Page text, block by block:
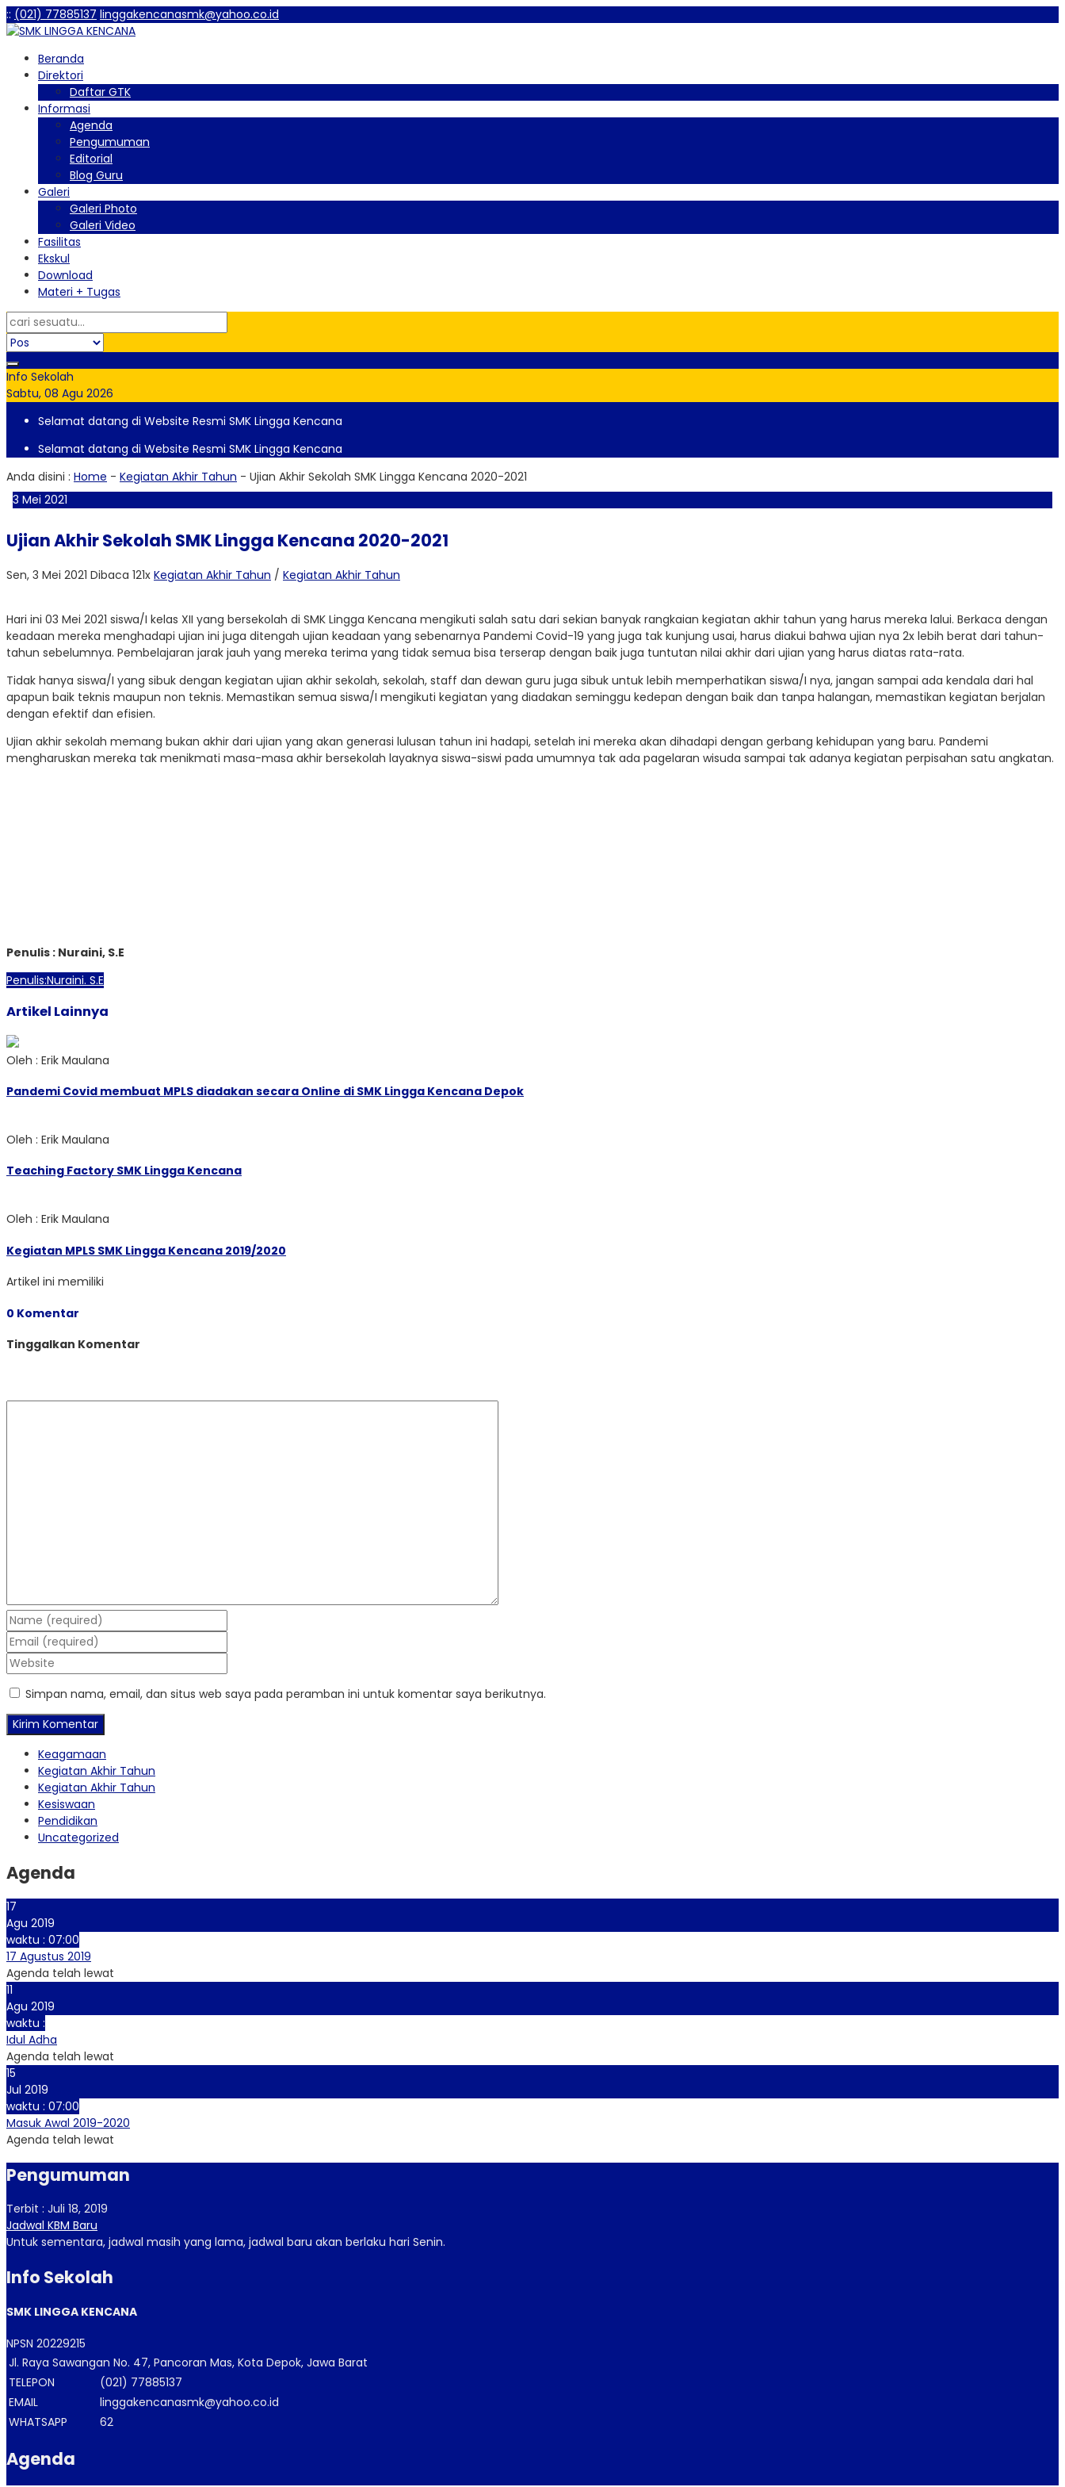
:: (021) 77885137 linggakencanasmk@yahoo.co.id
Beranda
Direktori
Daftar GTK
Informasi
Agenda
Pengumuman
Editorial
Blog Guru
Galeri
Galeri Photo
Galeri Video
Fasilitas
Ekskul
Download
Materi + Tugas
Info Sekolah
Sabtu, 08 Agu 2026
Selamat datang di Website Resmi SMK Lingga Kencana
Selamat datang di Website Resmi SMK Lingga Kencana
Anda disini : Home - Kegiatan Akhir Tahun - Ujian Akhir Sekolah SMK Lingga Kencana 2020-2021
3 Mei 2021
Ujian Akhir Sekolah SMK Lingga Kencana 2020-2021
Sen, 3 Mei 2021 Dibaca 121x Kegiatan Akhir Tahun / Kegiatan Akhir Tahun
Hari ini 03 Mei 2021 siswa/I kelas XII yang bersekolah di SMK Lingga Kencana mengikuti salah satu dari sekian banyak rangkaian kegiatan akhir tahun yang harus mereka lalui. Berkaca dengan
keadaan mereka menghadapi ujian ini juga ditengah ujian keadaan yang sebenarnya Pandemi Covid-19 yang juga tak kunjung usai, harus diakui bahwa ujian nya 2x lebih berat dari tahun-
tahun sebelumnya. Pembelajaran jarak jauh yang mereka terima yang tidak semua bisa terserap dengan baik juga tuntutan nilai akhir dari ujian yang harus diatas rata-rata.
Tidak hanya siswa/I yang sibuk dengan kegiatan ujian akhir sekolah, sekolah, staff dan dewan guru juga sibuk untuk lebih memperhatikan siswa/I nya, jangan sampai ada kendala dari hal
apapun baik teknis maupun non teknis. Memastikan semua siswa/I mengikuti kegiatan yang diadakan seminggu kedepan dengan baik dan tanpa halangan, memastikan kegiatan berjalan
dengan efektif dan efisien.
Ujian akhir sekolah memang bukan akhir dari ujian yang akan generasi lulusan tahun ini hadapi, setelah ini mereka akan dihadapi dengan gerbang kehidupan yang baru. Pandemi
mengharuskan mereka tak menikmati masa-masa akhir bersekolah layaknya siswa-siswi pada umumnya tak ada pagelaran wisuda sampai tak adanya kegiatan perpisahan satu angkatan.
Penulis : Nuraini, S.E
Penulis:Nuraini. S.E
Artikel Lainnya
Oleh : Erik Maulana
Pandemi Covid membuat MPLS diadakan secara Online di SMK Lingga Kencana Depok
Oleh : Erik Maulana
Teaching Factory SMK Lingga Kencana
Oleh : Erik Maulana
Kegiatan MPLS SMK Lingga Kencana 2019/2020
Artikel ini memiliki
0 Komentar
Tinggalkan Komentar
Simpan nama, email, dan situs web saya pada peramban ini untuk komentar saya berikutnya.
Keagamaan
Kegiatan Akhir Tahun
Kegiatan Akhir Tahun
Kesiswaan
Pendidikan
Uncategorized
Agenda
17
Agu 2019
waktu : 07:00
17 Agustus 2019
Agenda telah lewat
11
Agu 2019
waktu :
Idul Adha
Agenda telah lewat
15
Jul 2019
waktu : 07:00
Masuk Awal 2019-2020
Agenda telah lewat
Pengumuman
Terbit : Juli 18, 2019
Jadwal KBM Baru
Untuk sementara, jadwal masih yang lama, jadwal baru akan berlaku hari Senin.
Info Sekolah
SMK LINGGA KENCANA
NPSN 20229215
Jl. Raya Sawangan No. 47, Pancoran Mas, Kota Depok, Jawa Barat
TELEPON
(021) 77885137
EMAIL
linggakencanasmk@yahoo.co.id
WHATSAPP
62
Agenda